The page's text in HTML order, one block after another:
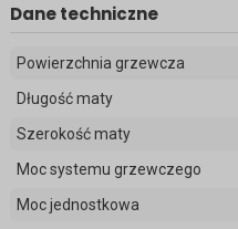
Dane techniczne
Powierzchnia grzewcza
Długość maty
Szerokość maty
Moc systemu grzewczego
Moc jednostkowa